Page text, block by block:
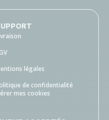
légales
de confidentialité
mes cookies